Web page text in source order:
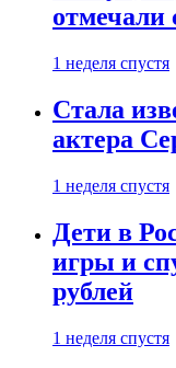
отмечали
1 неделя спустя
Стала
актера
1 неделя спустя
Дети в
игры и
рублей
1 неделя спустя